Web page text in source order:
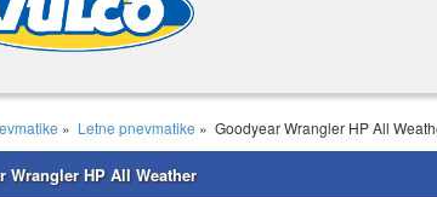
» Letne pnevmatike » Goodyear Wrangler HP All
Wrangler HP All Weather